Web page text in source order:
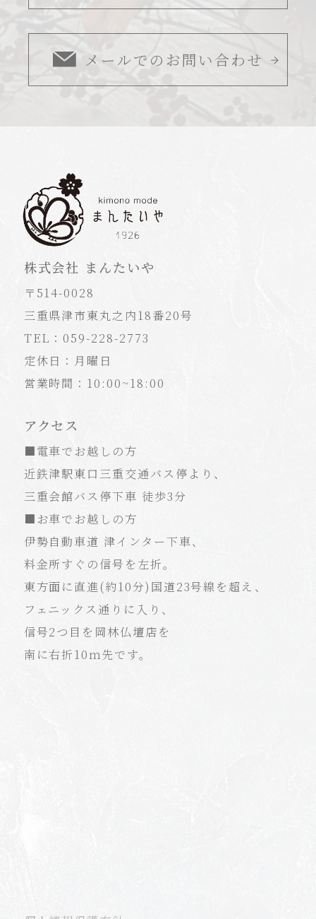
メールでのお問い合わせ
株式会社 まんたいや
〒514-0028
三重県津市東丸之内18番20号
TEL：059-228-2773
定休日：月曜日
営業時間：10:00~18:00
アクセス
■電車でお越しの方
近鉄津駅東口三重交通バス停より、
三重会館バス停下車 徒歩3分
■お車でお越しの方
伊勢自動車道 津インター下車、
料金所すぐの信号を左折。
東方面に直進(約10分)国道23号線を超え、
フェニックス通りに入り、
信号2つ目を岡林仏壇店を
南に右折10ｍ先です。